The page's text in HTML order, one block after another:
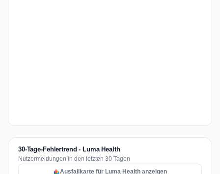
30-Tage-Fehlertrend - Luma Health
Nutzermeldungen in den letzten 30 Tagen
Ausfallkarte für Luma Health anzeigen